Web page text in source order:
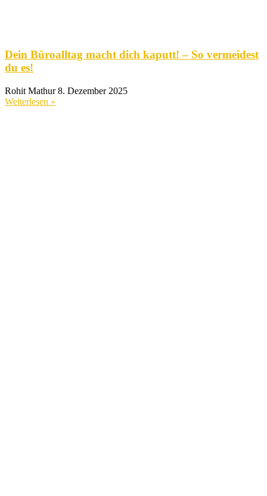
Dein Büroalltag macht dich kaputt! – So vermeidest
du es!
Rohit Mathur8. Dezember 2025
Weiterlesen »